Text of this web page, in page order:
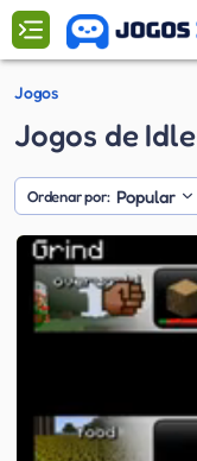
Jogos
Jogos de Idle
Ordenar por: Popular